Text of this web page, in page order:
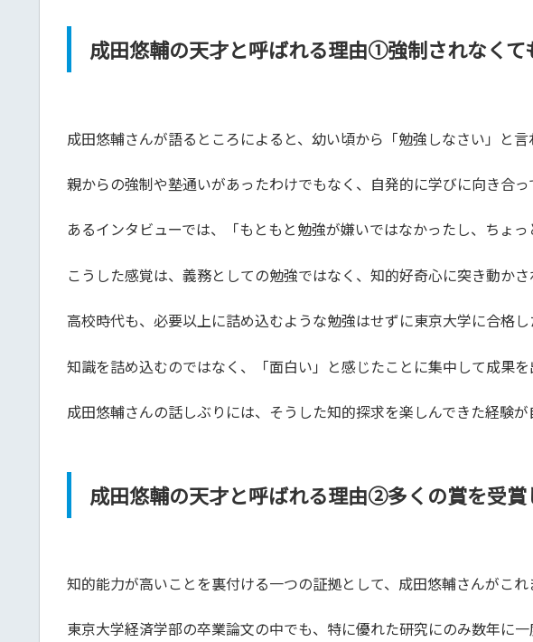
成田悠輔の天才と呼ばれる理由①強制されなくて
成田悠輔さんが語るところによると、幼い頃から「勉強しなさい」と言
親からの強制や塾通いがあったわけでもなく、自発的に学びに向き合っ
あるインタビューでは、「もともと勉強が嫌いではなかったし、ちょ
こうした感覚は、義務としての勉強ではなく、知的好奇心に突き動か
高校時代も、必要以上に詰め込むような勉強はせずに東京大学に合格
知識を詰め込むのではなく、「面白い」と感じたことに集中して成果
成田悠輔さんの話しぶりには、そうした知的探求を楽しんできた経験が
成田悠輔の天才と呼ばれる理由②多くの賞を受賞
知的能力が高いことを裏付ける一つの証拠として、成田悠輔さんがこれ
東京大学経済学部の卒業論文の中でも、特に優れた研究にのみ数年に